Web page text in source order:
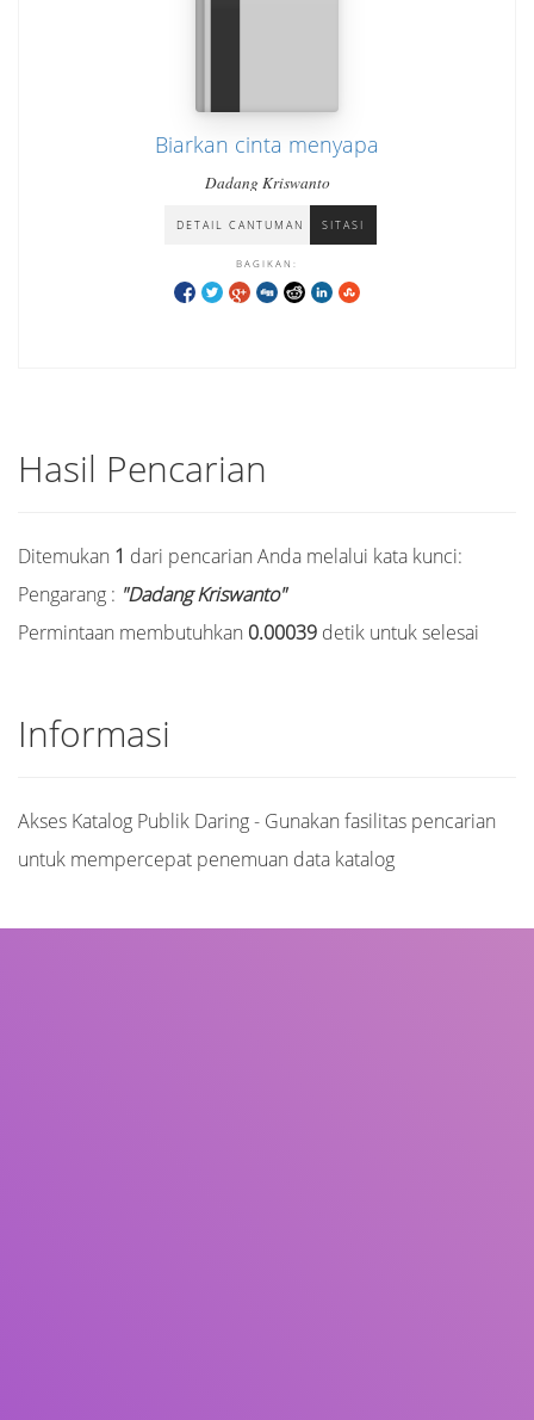
Biarkan cinta menyapa
Dadang Kriswanto
DETAIL CANTUMAN SITASI
BAGIKAN:
Hasil Pencarian
Ditemukan 1 dari pencarian Anda melalui kata kunci:
Pengarang : "Dadang Kriswanto"
Permintaan membutuhkan 0.00039 detik untuk selesai
Informasi
Akses Katalog Publik Daring - Gunakan fasilitas pencarian
untuk mempercepat penemuan data katalog